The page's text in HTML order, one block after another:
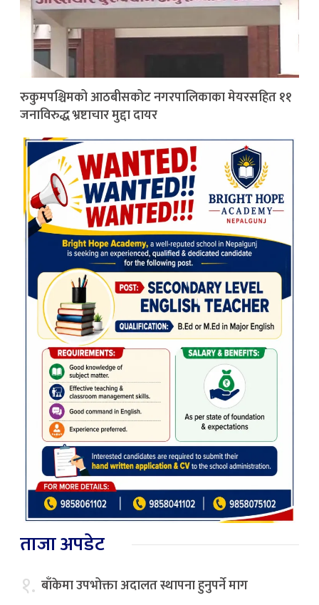
रुकुमपश्चिमको आठबीसकोट नगरपालिकाका मेयरसहित ११
जनाविरुद्ध भ्रष्टाचार मुद्दा दायर
ताजा अपडेट
१. बाँकेमा उपभोक्ता अदालत स्थापना हुनुपर्ने माग